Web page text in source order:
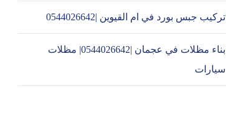
تركيب جبس بورد في ام القيوين |0544026642
بناء مظلات في عجمان |0544026642| مظلات
سيارات